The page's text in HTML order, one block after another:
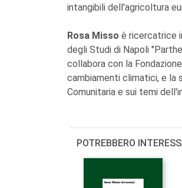
intangibili dell'agricoltura
Rosa Misso è ricercatrice
degli Studi di Napoli
collabora con la
cambiamenti climatici, e la
Comunitaria e sui temi
POTREBBERO